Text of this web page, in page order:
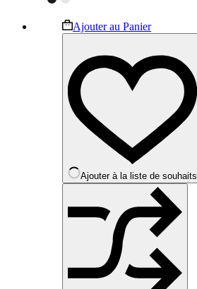
Ajouter au PanierCe
produit
plusieurs
variations.
options
peuvent
être
choisies
sur
page
du
produit
Ajouter à la liste de souhaits